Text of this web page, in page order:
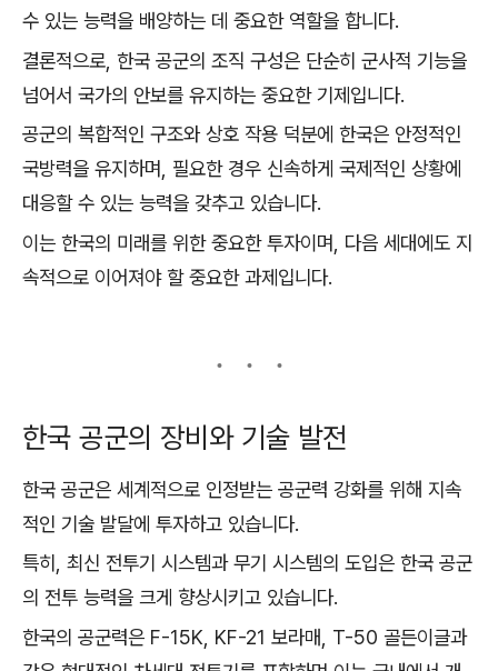
수 있는 능력을 배양하는 데 중요한 역할을 합니다.
결론적으로, 한국 공군의 조직 구성은 단순히 군사적 기능을
넘어서 국가의 안보를 유지하는 중요한 기제입니다.
공군의 복합적인 구조와 상호 작용 덕분에 한국은 안정적인
국방력을 유지하며, 필요한 경우 신속하게 국제적인 상황에
대응할 수 있는 능력을 갖추고 있습니다.
이는 한국의 미래를 위한 중요한 투자이며, 다음 세대에도 지
속적으로 이어져야 할 중요한 과제입니다.
한국 공군의 장비와 기술 발전
한국 공군은 세계적으로 인정받는 공군력 강화를 위해 지속
적인 기술 발달에 투자하고 있습니다.
특히, 최신 전투기 시스템과 무기 시스템의 도입은 한국 공군
의 전투 능력을 크게 향상시키고 있습니다.
한국의 공군력은 F-15K, KF-21 보라매, T-50 골든이글과